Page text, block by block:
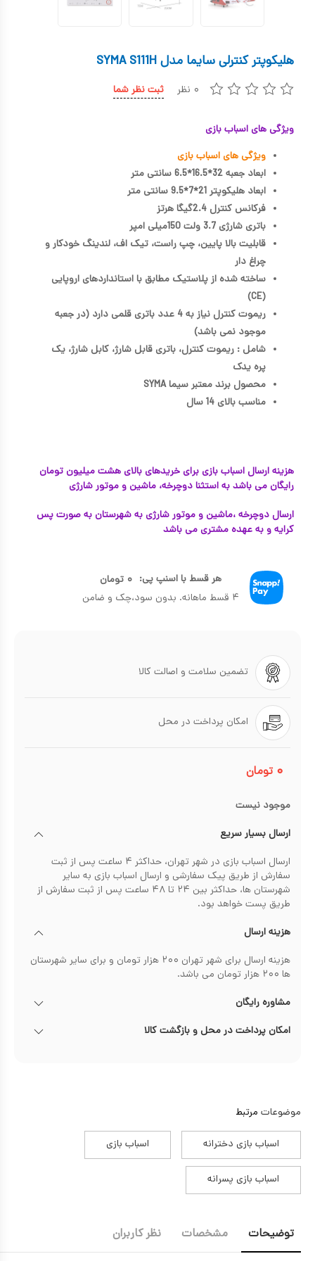
هلیکوپتر کنترلی سایما مدل SYMA S111H
۰ نظر ثبت نظر شما
ویژگی های اسباب بازی
ویژگی های اسباب بازی
ابعاد جعبه 32*16.5*6.5 سانتی متر
ابعاد هلیکوپتر 21*7*9.5 سانتی متر
فرکانس کنترل 2.4گیگا هرتز
باتری شارژی 3.7 ولت 150میلی امپر
قابلیت بالا پایین، چپ راست، تیک اف، لندینگ خودکار و
چراغ دار
ساخته شده از پلاستیک مطابق با استانداردهای اروپایی
(CE)
ریموت کنترل نیاز به 4 عدد باتری قلمی دارد (در جعبه
موجود نمی باشد)
شامل : ریموت کنترل، باتری قابل شارژ، کابل شارژ، یک
پره یدک
محصول برند معتبر سیما SYMA
مناسب بالای 14 سال
هزینه ارسال اسباب بازی برای خریدهای بالای هشت میلیون تومان
رایگان می باشد به استثنا دوچرخه، ماشین و موتور شارژی
ارسال دوچرخه ،ماشین و موتور شارژی به شهرستان به صورت پس
کرایه و به عهده مشتری می باشد
هر قسط با اسنپ پی: ۰ تومان
۴ قسط ماهانه. بدون سود،چک و ضامن
تضمین سلامت و اصالت کالا
امکان پرداخت در محل
۰ تومان
موجود نیست
ارسال بسیار سریع
ارسال اسباب بازی در شهر تهران، حداکثر ۴ ساعت پس از ثبت
سفارش از طریق پیک سفارشی و ارسال اسباب بازی به سایر
شهرستان ها، حداکثر بین ۲۴ تا ۴۸ ساعت پس از ثبت سفارش از
طریق پست خواهد بود.
هزینه ارسال
هزینه ارسال برای شهر تهران ۲۰۰ هزار تومان و برای سایر شهرستان
ها ۲۰۰ هزار تومان می باشد.
مشاوره رایگان
امکان پرداخت در محل و بازگشت کالا
موضوعات مرتبط
اسباب بازی دخترانه اسباب بازی
اسباب بازی پسرانه
توضیحات مشخصات نظر کاربران